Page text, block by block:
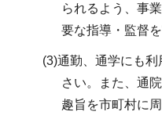
られるよう、事
要な指導・監督
(3)通勤、通学にも
さい。また、通
趣旨を市町村に